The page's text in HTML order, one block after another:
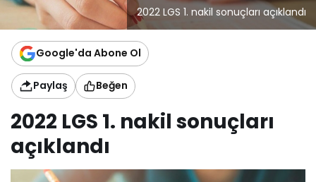
2022 LGS 1. nakil sonuçları açıklandı
Google'da Abone Ol
Paylaş Beğen
2022 LGS 1. nakil sonuçları
açıklandı